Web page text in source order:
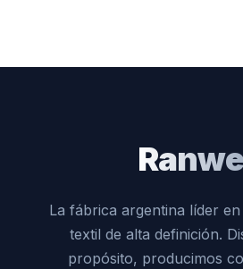
La fábrica argentina líder
textil de alta definición.
propósito, producimos